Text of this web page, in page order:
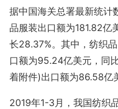
据中国海关总署最新统计
品服装出口额为181.82亿
长28.37%。其中，纺织
口额为95.24亿美元，同
着附件)出口额为86.58亿
2019年1-3月，我国纺织